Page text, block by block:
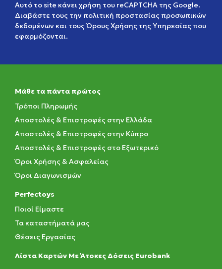
Αυτό το site κάνει χρήση του reCAPTCHA της Google.
Διαβάστε τους την πολιτική προστασίας προσωπικών
δεδομένων και τουςΌρους Χρήσης της Υπηρεσίας που
εφαρμόζονται.
Μάθε τα πάντα πρώτος
Τρόποι Πληρωμής
Αποστολές & Επιστροφές στην Ελλάδα
Αποστολές & Επιστροφές στην Κύπρο
Αποστολές & Επιστροφές στο Εξωτερικό
Όροι Χρήσης & Ασφαλείας
Όροι Διαγωνισμών
Perfectoys
Ποιοί Είμαστε
Τα καταστήματά μας
Θέσεις Εργασίας
Λίστα Καρτών Με Άτοκες Δόσεις Eurobank